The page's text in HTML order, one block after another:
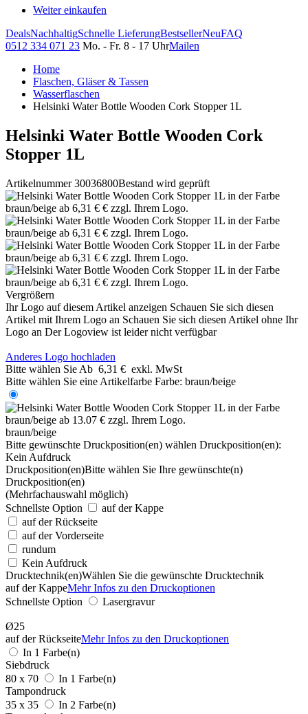
Weiter einkaufen
DealsNachhaltigSchnelle LieferungBestsellerNeuFAQ
0512 334 071 23 Mo. - Fr. 8 - 17 UhrMailen
Home
Flaschen, Gläser & Tassen
Wasserflaschen
Helsinki Water Bottle Wooden Cork Stopper 1L
Helsinki Water Bottle Wooden Cork
Stopper 1L
Artikelnummer 30036800Bestand wird geprüft
Vergrößern
Ihr Logo auf diesem Artikel anzeigen Schauen Sie sich diesen
Artikel mit Ihrem Logo an Schauen Sie sich diesen Artikel ohne Ihr
Logo an Der Logoview ist leider nicht verfügbar
Anderes Logo hochladen
Bitte wählen Sie Ab 6,31 € exkl. MwSt
Bitte wählen Sie eine Artikelfarbe Farbe: braun/beige
braun/beige
Bitte gewünschte Druckposition(en) wählen Druckposition(en):
Kein Aufdruck
Druckposition(en)Bitte wählen Sie Ihre gewünschte(n)
Druckposition(en)
(Mehrfachauswahl möglich)
Schnellste Option
auf der Kappe
auf der Rückseite
auf der Vorderseite
rundum
Kein Aufdruck
Drucktechnik(en)Wählen Sie die gewünschte Drucktechnik
auf der KappeMehr Infos zu den Druckoptionen
Schnellste Option
Lasergravur
Ø25
auf der RückseiteMehr Infos zu den Druckoptionen
In 1 Farbe(n)
Siebdruck
80 x 70
In 1 Farbe(n)
Tampondruck
35 x 35
In 2 Farbe(n)